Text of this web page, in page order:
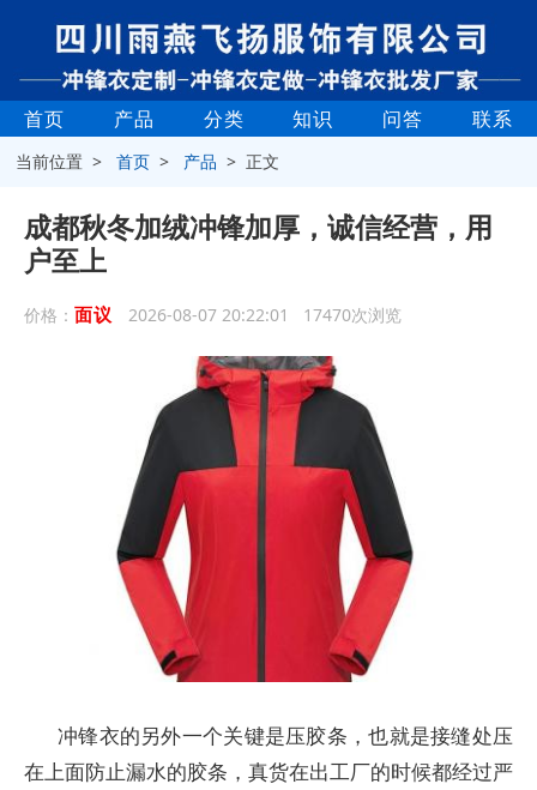
首页 产品 分类 知识 问答 联系
当前位置 >首页 > 产品 > 正文
成都秋冬加绒冲锋加厚，诚信经营，用
户至上
价格： 面议 2026-08-07 20:22:01 17470次浏览
冲锋衣的另外一个关键是压胶条，也就是接缝处压
在上面防止漏水的胶条，真货在出工厂的时候都经过严